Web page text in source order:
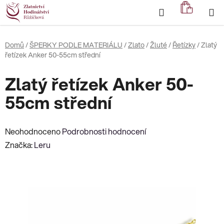
Přejít
na
obsah
Hledat
KOŠÍK
Domů /ŠPERKY PODLE MATERIÁLU /Zlato/Žluté/ Řetízky/Zlatý
řetízek Anker 50-55cm střední
Zlatý řetízek Anker 50-
55cm střední
Průměrné
hodnocení
NeohodnocenoPodrobnosti hodnocení
Značka:Leru